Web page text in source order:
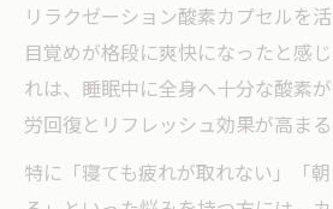
リラクゼーション酸素カプセルを
目覚めが格段に爽快になったと感
れは、睡眠中に全身へ十分な酸素
労回復とリフレッシュ効果が高まる
特に「寝ても疲れが取れない」「